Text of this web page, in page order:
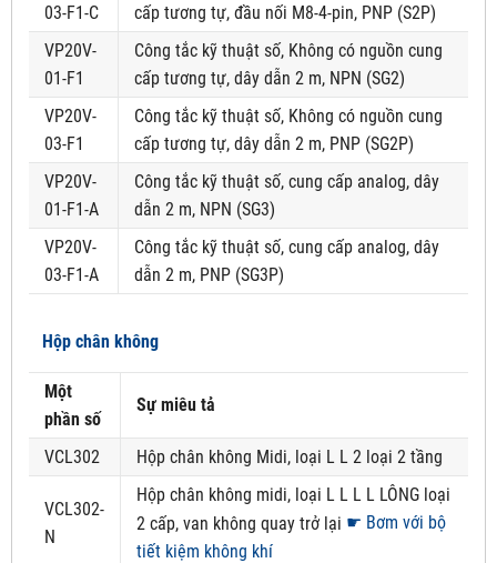
03-F1-C
cấp tương tự, đầu nối M8-4-pin, PNP (S2P)
VP20V-
01-F1
Công tắc kỹ thuật số, Không có nguồn cung
cấp tương tự, dây dẫn 2 m, NPN (SG2)
VP20V-
03-F1
Công tắc kỹ thuật số, Không có nguồn cung
cấp tương tự, dây dẫn 2 m, PNP (SG2P)
VP20V-
01-F1-A
Công tắc kỹ thuật số, cung cấp analog, dây
dẫn 2 m, NPN (SG3)
VP20V-
03-F1-A
Công tắc kỹ thuật số, cung cấp analog, dây
dẫn 2 m, PNP (SG3P)
Hộp chân không
Một
phần số
Sự miêu tả
VCL302 Hộp chân không Midi, loại L L 2 loại 2 tầng
VCL302-
N
Hộp chân không midi, loại L L L L LÔNG loại
2 cấp, van không quay trở lại ☛ Bơm với bộ
tiết kiệm không khí